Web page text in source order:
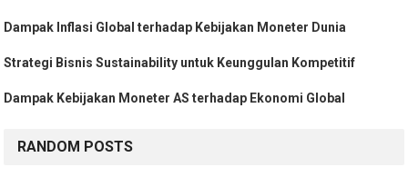
Dampak Inflasi Global terhadap Kebijakan Moneter Dunia
Strategi Bisnis Sustainability untuk Keunggulan Kompetitif
Dampak Kebijakan Moneter AS terhadap Ekonomi Global
RANDOM POSTS